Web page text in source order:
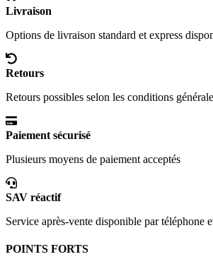
Livraison
Options de livraison standard et express
Retours
Retours possibles selon les conditions
Paiement sécurisé
Plusieurs moyens de paiement acceptés
SAV réactif
Service après-vente disponible par téléphone
POINTS FORTS